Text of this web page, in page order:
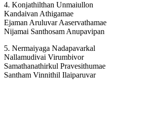
4. Konjathilthan Unmaiullon
Kandaivan Athigamae
Ejaman Aruluvar Aaservathamae
Nijamai Santhosam Anupavipan
5. Nermaiyaga Nadapavarkal
Nallamudivai Virumbivor
Samathanathirkul Pravesithumae
Santham Vinnithil Ilaiparuvar